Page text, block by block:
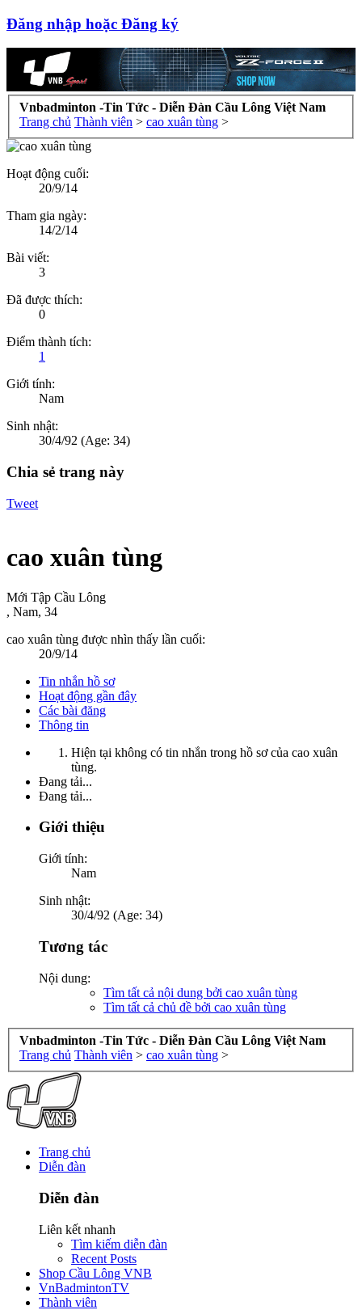
Đăng nhập hoặc Đăng ký
Vnbadminton -Tin Tức - Diễn Đàn Cầu Lông Việt Nam
Trang chủ Thành viên > cao xuân tùng >
Hoạt động cuối:
20/9/14
Tham gia ngày:
14/2/14
Bài viết:
3
Đã được thích:
0
Điểm thành tích:
1
Giới tính:
Nam
Sinh nhật:
30/4/92 (Age: 34)
Chia sẻ trang này
Tweet
cao xuân tùng
Mới Tập Cầu Lông
, Nam, 34
cao xuân tùng được nhìn thấy lần cuối:
20/9/14
Tin nhắn hồ sơ
Hoạt động gần đây
Các bài đăng
Thông tin
Hiện tại không có tin nhắn trong hồ sơ của cao xuân
tùng.
Đang tải...
Đang tải...
Giới thiệu
Giới tính:
Nam
Sinh nhật:
30/4/92 (Age: 34)
Tương tác
Nội dung:
Tìm tất cả nội dung bởi cao xuân tùng
Tìm tất cả chủ đề bởi cao xuân tùng
Vnbadminton -Tin Tức - Diễn Đàn Cầu Lông Việt Nam
Trang chủ Thành viên > cao xuân tùng >
Trang chủ
Diễn đàn
Diễn đàn
Liên kết nhanh
Tìm kiếm diễn đàn
Recent Posts
Shop Cầu Lông VNB
VnBadmintonTV
Thành viên